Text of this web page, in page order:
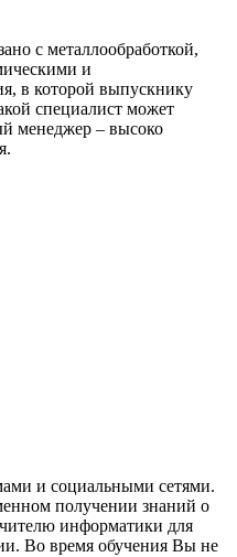
с металлообработкой,
и
в которой выпускнику
специалист может
менеджер – высоко
и социальными сетями.
получении знаний о
информатики для
Во время обучения Вы не